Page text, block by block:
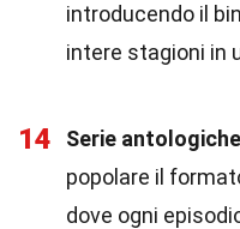
introducendo il
intere stagioni in
14 Serie antologiche
popolare il
dove ogni